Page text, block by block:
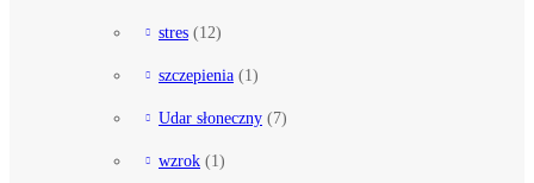
stres (12)
szczepienia (1)
Udar słoneczny (7)
wzrok (1)